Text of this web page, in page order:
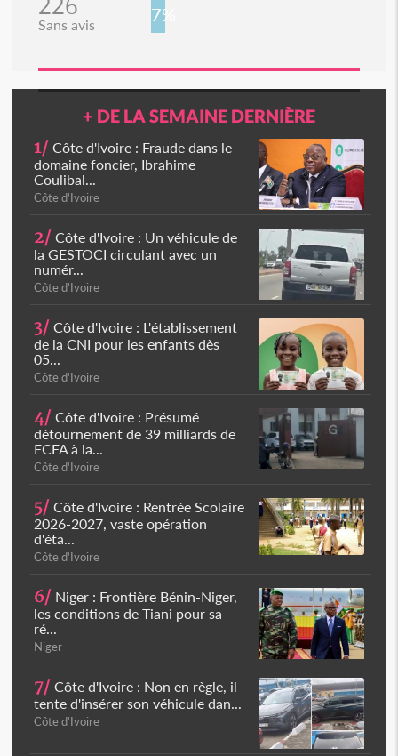
Sans avis 7%
+ DE LA SEMAINE DERNIÈRE
1/ Côte d'Ivoire : Fraude dans le
domaine foncier, Ibrahime
Coulibal...
Côte d'Ivoire
2/ Côte d'Ivoire : Un véhicule de
la GESTOCI circulant avec un
numér...
Côte d'Ivoire
3/ Côte d'Ivoire : L'établissement
de la CNI pour les enfants dès
05...
Côte d'Ivoire
4/ Côte d'Ivoire : Présumé
détournement de 39 milliards de
FCFA à la...
Côte d'Ivoire
5/ Côte d'Ivoire : Rentrée Scolaire
2026-2027, vaste opération
d'éta...
Côte d'Ivoire
6/ Niger : Frontière Bénin-Niger,
les conditions de Tiani pour sa
ré...
Niger
7/ Côte d'Ivoire : Non en règle, il
tente d'insérer son véhicule dan...
Côte d'Ivoire